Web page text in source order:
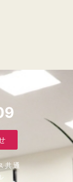
共通